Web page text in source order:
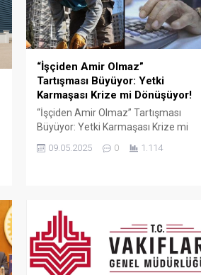
“İşçiden Amir Olmaz”
Tartışması Büyüyor: Yetki
Karmaşası Krize mi Dönüşüyor!
“İşçiden Amir Olmaz” Tartışması
Büyüyor: Yetki Karmaşası Krize mi
çalışanları arasında büyüyen “yetki
açıklamaları, bazı memur
sendikalarının kamu işçilerine
yönelik yaklaşımlarını gözler önüne
serdi. Atalay, bazı memur
sendikalarının Cumhurbaşkanlığı’na
09.05.2025 0 1.114